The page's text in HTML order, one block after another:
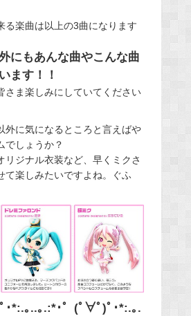
る楽曲は以上の3曲になります
にもあんな曲やこんな曲
ます！！
さま楽しみにしていてください
外に気になるところと言えばや
でしょうか？
リジナル衣装など、早くミクさ
て楽しみたいですよね。ぐふ
･*:.｡..｡.:*･゜(ﾟ∀ﾟ)ﾟ･*:.｡.